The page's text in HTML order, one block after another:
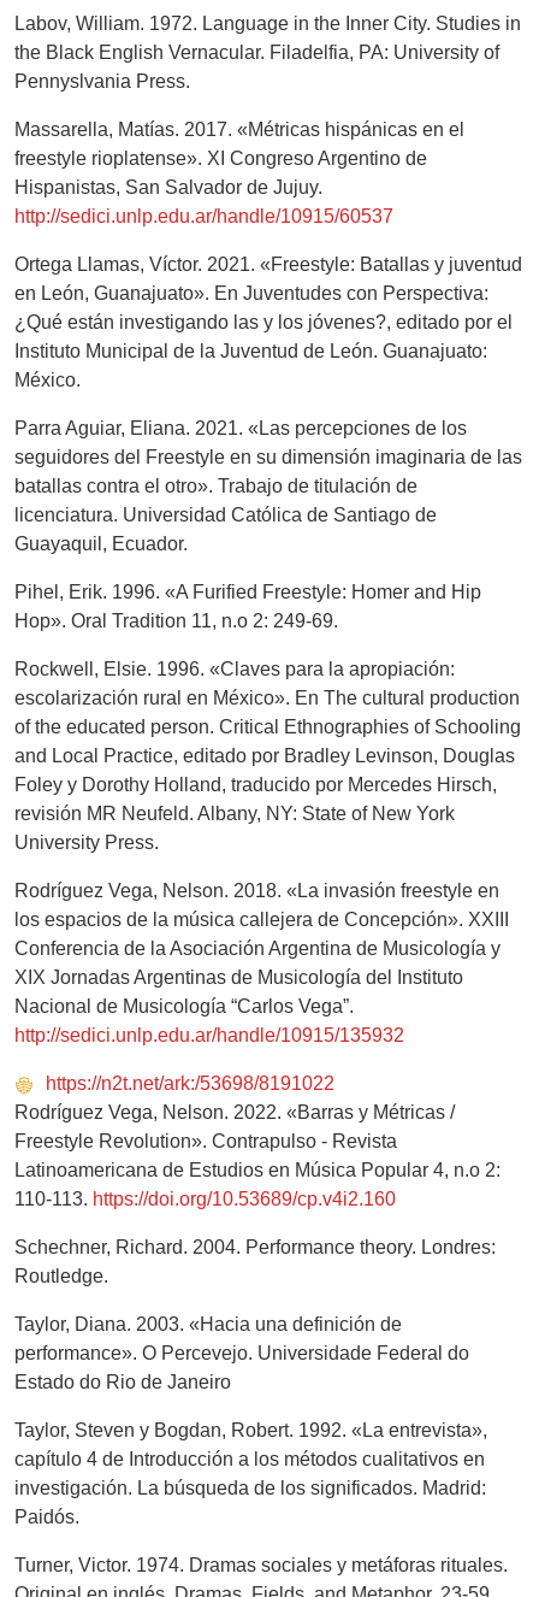
Labov, William. 1972. Language in the Inner City. Studies in
the Black English Vernacular. Filadelfia, PA: University of
Pennyslvania Press.
Massarella, Matías. 2017. «Métricas hispánicas en el
freestyle rioplatense». XI Congreso Argentino de
Hispanistas, San Salvador de Jujuy.
http://sedici.unlp.edu.ar/handle/10915/60537
Ortega Llamas, Víctor. 2021. «Freestyle: Batallas y juventud
en León, Guanajuato». En Juventudes con Perspectiva:
¿Qué están investigando las y los jóvenes?, editado por el
Instituto Municipal de la Juventud de León. Guanajuato:
México.
Parra Aguiar, Eliana. 2021. «Las percepciones de los
seguidores del Freestyle en su dimensión imaginaria de las
batallas contra el otro». Trabajo de titulación de
licenciatura. Universidad Católica de Santiago de
Guayaquil, Ecuador.
Pihel, Erik. 1996. «A Furified Freestyle: Homer and Hip
Hop». Oral Tradition 11, n.o 2: 249-69.
Rockwell, Elsie. 1996. «Claves para la apropiación:
escolarización rural en México». En The cultural production
of the educated person. Critical Ethnographies of Schooling
and Local Practice, editado por Bradley Levinson, Douglas
Foley y Dorothy Holland, traducido por Mercedes Hirsch,
revisión MR Neufeld. Albany, NY: State of New York
University Press.
Rodríguez Vega, Nelson. 2018. «La invasión freestyle en
los espacios de la música callejera de Concepción». XXIII
Conferencia de la Asociación Argentina de Musicología y
XIX Jornadas Argentinas de Musicología del Instituto
Nacional de Musicología “Carlos Vega”.
http://sedici.unlp.edu.ar/handle/10915/135932
https://n2t.net/ark:/53698/8191022
Rodríguez Vega, Nelson. 2022. «Barras y Métricas /
Freestyle Revolution». Contrapulso - Revista
Latinoamericana de Estudios en Música Popular 4, n.o 2:
110-113. https://doi.org/10.53689/cp.v4i2.160
Schechner, Richard. 2004. Performance theory. Londres:
Routledge.
Taylor, Diana. 2003. «Hacia una definición de
performance». O Percevejo. Universidade Federal do
Estado do Rio de Janeiro
Taylor, Steven y Bogdan, Robert. 1992. «La entrevista»,
capítulo 4 de Introducción a los métodos cualitativos en
investigación. La búsqueda de los significados. Madrid:
Paidós.
Turner, Victor. 1974. Dramas sociales y metáforas rituales.